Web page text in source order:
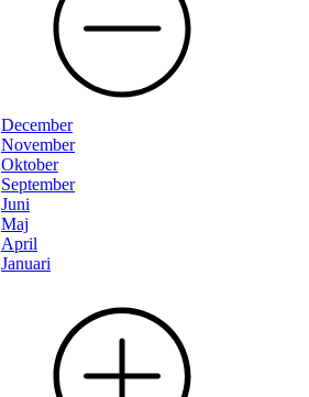
December
November
Oktober
September
Juni
Maj
April
Januari